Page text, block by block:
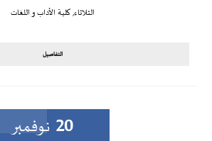
الثلاثاء,كلية الأداب و اللغات
التفاصيل
20 نوفمبر